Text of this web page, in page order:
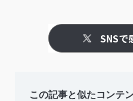
SNSで
この記事と似たコンテ